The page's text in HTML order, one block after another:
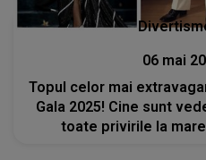
06 mai
Topul celor mai
Gala 2025! Cine sunt
toate privirile la